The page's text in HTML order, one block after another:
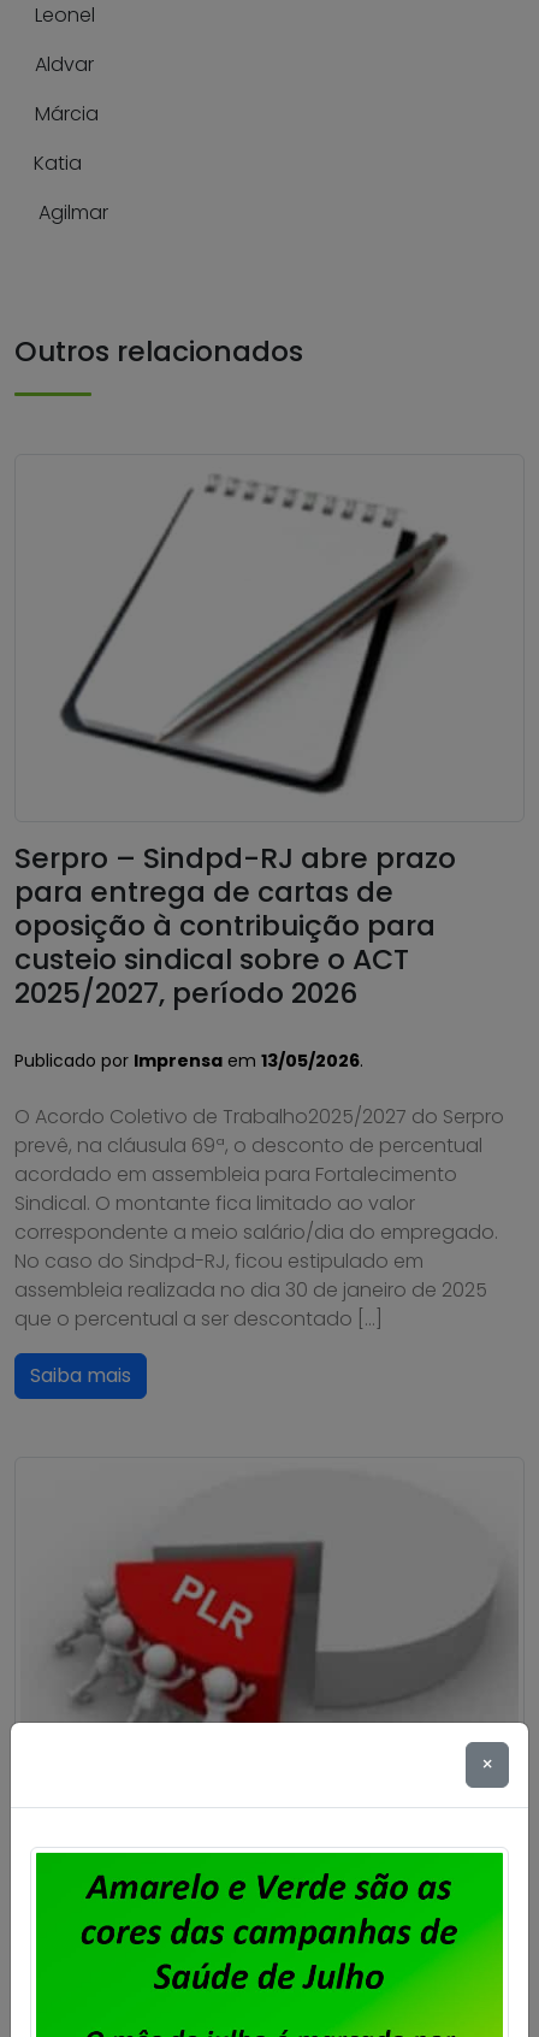
Leonel
Aldvar
Márcia
Outros relacionados
Serpro – Sindpd-RJ abre prazo
para entrega de cartas de
oposição à contribuição para
custeio sindical sobre o ACT
2025/2027, período 2026
Publicado por Imprensa em 13/05/2026.
O Acordo Coletivo de Trabalho2025/2027 do Serpro
prevê, na cláusula 69ª, o desconto de percentual
acordado em assembleia para Fortalecimento
Sindical. O montante fica limitado ao valor
correspondente a meio salário/dia do empregado.
No caso do Sindpd-RJ, ficou estipulado em
assembleia realizada no dia 30 de janeiro de 2025
que o percentual a ser descontado […]
Saiba mais
dos Empregados nos Resultados
2025 e 2026
Imprensaem 30/03/2026
O Programa de Participação nos Lucros e Resultados
×